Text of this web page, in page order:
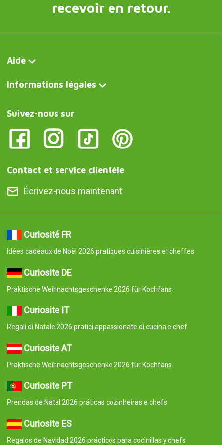
recevoir en retour.
Aide
Informations légales
Suivez-nous sur
Contact et service clientèle
Écrivez-nous maintenant
Curiosité FR
Idées cadeaux de Noël 2026 pratiques cuisinières et cheffes
Curiosite DE
Praktische Weihnachtsgeschenke 2026 für Kochfans
Curiosite IT
Regali di Natale 2026 pratici appassionate di cucina e chef
Curiosite AT
Praktische Weihnachtsgeschenke 2026 für Kochfans
Curiosite PT
Prendas de Natal 2026 práticas cozinheiras e chefs
Curiosite ES
Regalos de Navidad 2026 prácticos para cocinillas y chefs